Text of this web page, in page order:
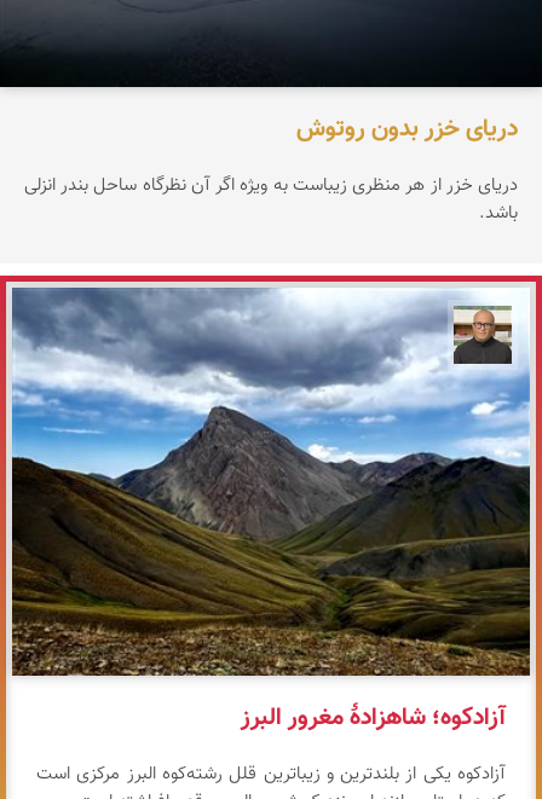
دریای خزر بدون روتوش
دریای خزر از هر منظری زیباست به ویژه اگر آن نظرگاه ساحل بندر انزلی
باشد.
مازیار ذاکری
آزادکوه؛ شاهزادهٔ مغرور البرز
آزادکوه یکی از بلندترین و زیباترین قلل رشته‌کوه البرز مرکزی است